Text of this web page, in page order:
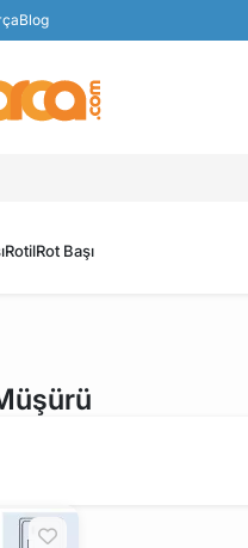
Blog
RotilRot Başı